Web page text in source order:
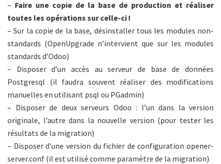
– Faire une copie de la base de production et réaliser
toutes les opérations sur celle-ci !
– Sur la copie de la base, désinstaller tous les modules non-
standards (OpenUpgrade n’intervient que sur les modules
standards d’Odoo)
– Disposer d’un accès au serveur de base de données
Postgresql (il faudra souvent réaliser des modifications
manuelles en utilisant psql ou PGadmin)
– Disposer de deux serveurs Odoo : l’un dans la version
originale, l’autre dans la nouvelle version (pour tester les
résultats de la migration)
– Disposer d’une version du fichier de configuration opener-
server.conf (il est utilisé comme paramètre de la migration)